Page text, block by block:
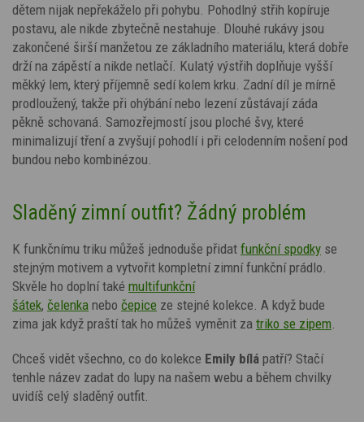
dětem nijak nepřekáželo při pohybu. Pohodlný střih kopíruje
postavu, ale nikde zbytečně nestahuje. Dlouhé rukávy jsou
zakončené širší manžetou ze základního materiálu, která dobře
drží na zápěstí a nikde netlačí. Kulatý výstřih doplňuje vyšší
měkký lem, který příjemně sedí kolem krku. Zadní díl je mírně
prodloužený, takže při ohýbání nebo lezení zůstávají záda
pěkně schovaná. Samozřejmostí jsou ploché švy, které
minimalizují tření a zvyšují pohodlí i při celodenním nošení pod
bundou nebo kombinézou.
Sladěný zimní outfit? Žádný problém
K funkčnímu triku můžeš jednoduše přidat funkční spodky se
stejným motivem a vytvořit kompletní zimní funkční prádlo.
Skvěle ho doplní také multifunkční
šátek, čelenka nebo čepice ze stejné kolekce. A když bude
zima jak když praští tak ho můžeš vyměnit za triko se zipem
Chceš vidět všechno, co do kolekce Emily bílá patří? Stačí
tenhle název zadat do lupy na našem webu a během chvilky
uvidíš celý sladěný outfit.